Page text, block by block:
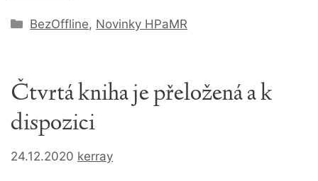
Rubriky
BezOffline, Novinky HPaMR
Čtvrtá kniha je přeložená a k
dispozici
24.12.2020 kerray